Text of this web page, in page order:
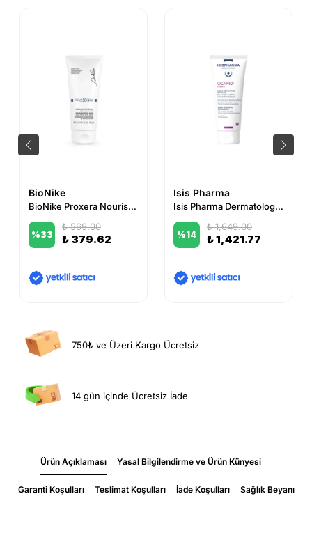
BioNike
BioNike Proxera Nourishing Hand Cream 75 ml
%33
₺ 569.00
₺ 379.62
Isis Pharma
Isis Pharma Dermatologie Cicapro Cream 100 ml
%14
₺ 1,649.00
₺ 1,421.77
750₺ ve Üzeri Kargo Ücretsiz
14 gün içinde Ücretsiz İade
Ürün Açıklaması Yasal Bilgilendirme ve Ürün Künyesi
Garanti Koşulları Teslimat Koşulları İade Koşulları Sağlık Beyanı